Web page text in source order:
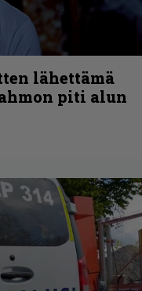
lähettämä
piti alun